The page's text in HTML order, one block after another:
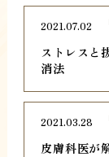
ストレスと
消法
2021.07.02
皮膚科医が
2021.03.28